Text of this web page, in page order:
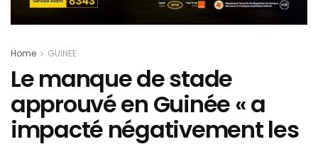
Home GUINEE
Le manque de stade
approuvé en Guinée « a
impacté négativement les